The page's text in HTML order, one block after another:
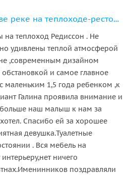
Ройал-круиз по Москве реке на теплоходе-ресторане
на теплоход Редиссон . Не
удивлены теплой атмосферой
,современным дизайном
и самое главное
маленьким 1,5 года ребенком ,к
Галина проявила внимание и
наш малыш к нам за
Спасибо ей за хорошее
девушка.Туалетные
. Вся мебель на
ничего
поздравляли